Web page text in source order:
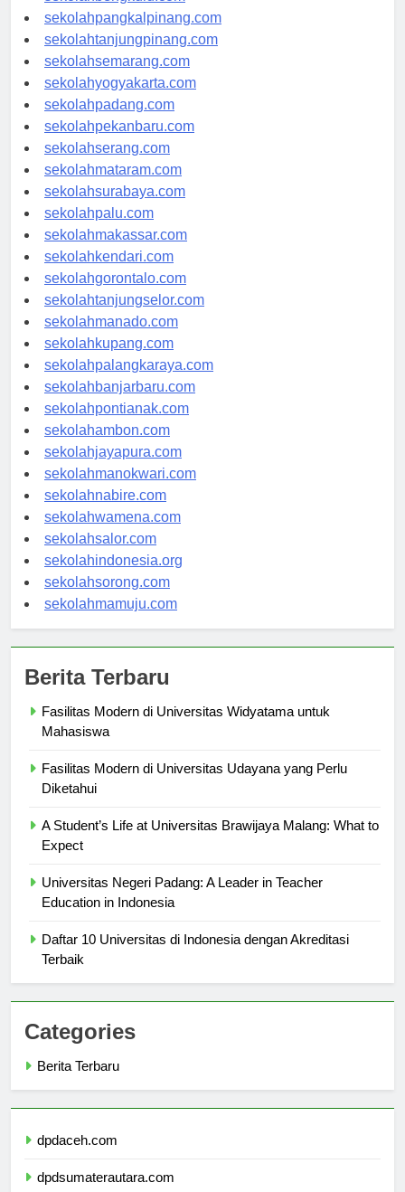
sekolahbengkulu.com
sekolahpangkalpinang.com
sekolahtanjungpinang.com
sekolahsemarang.com
sekolahyogyakarta.com
sekolahpadang.com
sekolahpekanbaru.com
sekolahserang.com
sekolahmataram.com
sekolahsurabaya.com
sekolahpalu.com
sekolahmakassar.com
sekolahkendari.com
sekolahgorontalo.com
sekolahtanjungselor.com
sekolahmanado.com
sekolahkupang.com
sekolahpalangkaraya.com
sekolahbanjarbaru.com
sekolahpontianak.com
sekolahambon.com
sekolahjayapura.com
sekolahmanokwari.com
sekolahnabire.com
sekolahwamena.com
sekolahsalor.com
sekolahindonesia.org
sekolahsorong.com
Fasilitas Modern di Universitas Widyatama untuk
Fasilitas Modern di Universitas Udayana yang Perlu
A Student’s Life at Universitas Brawijaya Malang: What to
Universitas Negeri Padang: A Leader in Teacher
Daftar 10 Universitas di Indonesia dengan Akreditasi
Categories